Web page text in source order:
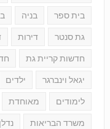
בית ספר בניה
גת סנטר דירות
חדשות קריית גת
יגאל וינברגר ילדים
לימודים מאוחדת
משרד הבריאות נדלן